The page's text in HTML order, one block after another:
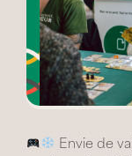
Envie de